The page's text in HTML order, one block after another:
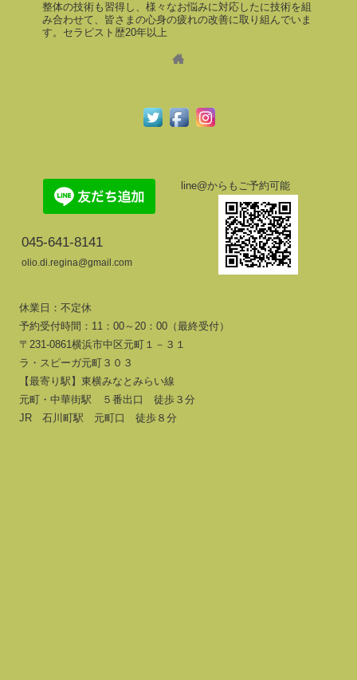
整体の技術も習得し、様々なお悩みに対応したに技術を組
み合わせて、皆さまの心身の疲れの改善に取り組んでいま
す。セラピスト歴20年以上
045-641-8141
olio.di.regina@gmail.com
line@からもご予約可能
休業日：不定休
予約受付時間：11：00～20：00（最終受付）
〒231-0861横浜市中区元町１－３１
ラ・スピーガ元町３０３
【最寄り駅】東横みなとみらい線
元町・中華街駅 ５番出口 徒歩３分
JR 石川町駅 元町口 徒歩８分